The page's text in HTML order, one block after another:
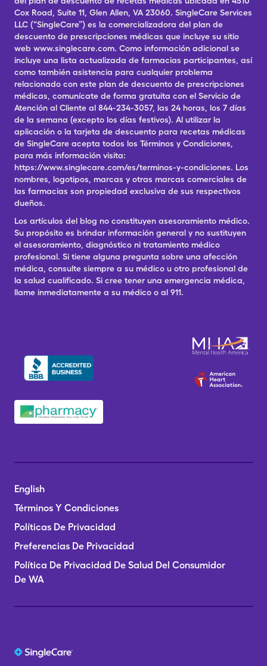
Cox Road, Suite 11, Glen Allen, VA 23060. SingleCare Services
LLC (“SingleCare”) es la comercializadora del plan de
descuento de prescripciones médicas que incluye su sitio
web www.singlecare.com. Como información adicional se
incluye una lista actualizada de farmacias participantes, así
como también asistencia para cualquier problema
relacionado con este plan de descuento de prescripciones
médicas, comunícate de forma gratuita con el Servicio de
Atención al Cliente al 844-234-3057, las 24 horas, los 7 días
de la semana (excepto los días festivos). Al utilizar la
aplicación o la tarjeta de descuento para recetas médicas
de SingleCare acepta todos los Términos y Condiciones,
para más información visita:
https://www.singlecare.com/es/terminos-y-condiciones. Los
nombres, logotipos, marcas y otras marcas comerciales de
las farmacias son propiedad exclusiva de sus respectivos
dueños.
Los artículos del blog no constituyen asesoramiento médico.
Su propósito es brindar información general y no sustituyen
el asesoramiento, diagnóstico ni tratamiento médico
profesional. Si tiene alguna pregunta sobre una afección
médica, consulte siempre a su médico u otro profesional de
la salud cualificado. Si cree tener una emergencia médica,
llame inmediatamente a su médico o al 911.
English
Términos Y Condiciones
Políticas De Privacidad
Preferencias De Privacidad
Política De Privacidad De Salud Del Consumidor
De WA